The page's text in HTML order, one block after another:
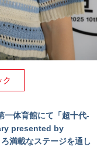
ク
⼀体育館にて「超⼗代-
presented by
満載なステージを通し